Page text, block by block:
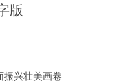
版
振兴壮美画卷